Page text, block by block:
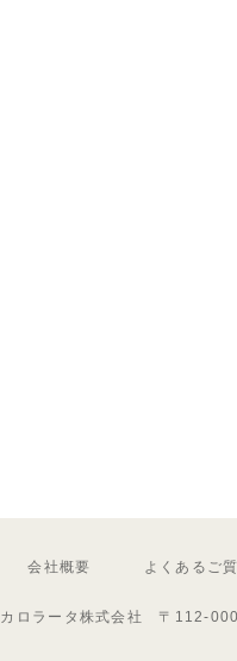
会社概要 よくあるご
カロラータ株式会社 〒112-